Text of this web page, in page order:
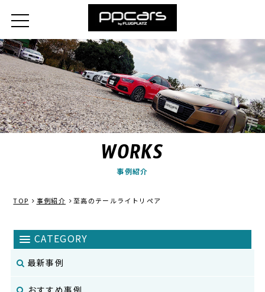
WORKS
事例紹介
TOP 事例紹介 至高のテールライトリペア
最新事例